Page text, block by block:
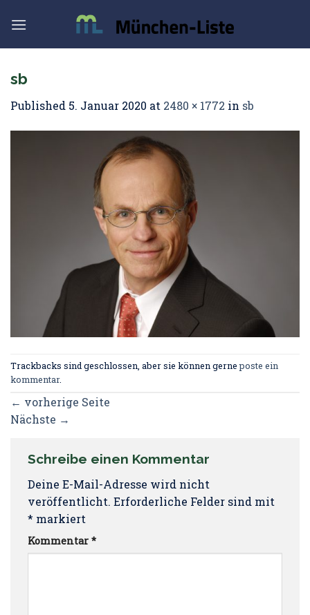
sb
Published 5. Januar 2020 at 2480 × 1772 in sb
Trackbacks sind geschlossen, aber sie können gerneposte ein
kommentar.
← vorherige Seite
Nächste →
Schreibe einen Kommentar
Deine E-Mail-Adresse wird nicht
veröffentlicht. Erforderliche Felder sind mit
* markiert
Kommentar *